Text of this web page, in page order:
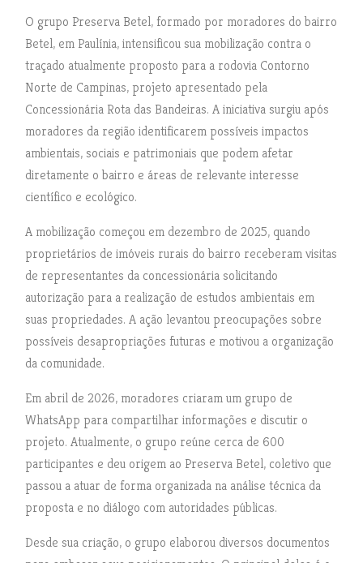
O grupo Preserva Betel, formado por moradores do bairro
Betel, em Paulínia, intensificou sua mobilização contra o
traçado atualmente proposto para a rodovia Contorno
Norte de Campinas, projeto apresentado pela
Concessionária Rota das Bandeiras. A iniciativa surgiu após
moradores da região identificarem possíveis impactos
ambientais, sociais e patrimoniais que podem afetar
diretamente o bairro e áreas de relevante interesse
científico e ecológico.
A mobilização começou em dezembro de 2025, quando
proprietários de imóveis rurais do bairro receberam visitas
de representantes da concessionária solicitando
autorização para a realização de estudos ambientais em
suas propriedades. A ação levantou preocupações sobre
possíveis desapropriações futuras e motivou a organização
da comunidade.
Em abril de 2026, moradores criaram um grupo de
WhatsApp para compartilhar informações e discutir o
projeto. Atualmente, o grupo reúne cerca de 600
participantes e deu origem ao Preserva Betel, coletivo que
passou a atuar de forma organizada na análise técnica da
proposta e no diálogo com autoridades públicas.
Desde sua criação, o grupo elaborou diversos documentos